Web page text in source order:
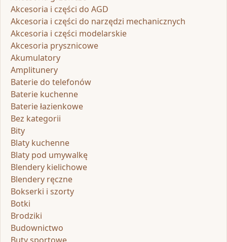
Akcesoria i części do AGD
Akcesoria i części do narzędzi mechanicznych
Akcesoria i części modelarskie
Akcesoria prysznicowe
Akumulatory
Amplitunery
Baterie do telefonów
Baterie kuchenne
Baterie łazienkowe
Bez kategorii
Bity
Blaty kuchenne
Blaty pod umywalkę
Blendery kielichowe
Blendery ręczne
Bokserki i szorty
Botki
Brodziki
Budownictwo